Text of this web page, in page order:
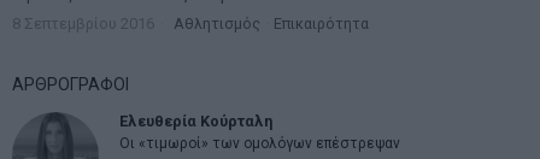
8 Σεπτεμβρίου 2016 Αθλητισμός Επικαιρότητα
ΑΡΘΡΟΓΡΑΦΟΙ
Ελευθερία Κούρταλη
Οι «τιμωροί» των ομολόγων επέστρεψαν